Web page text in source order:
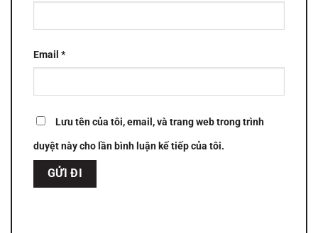
Email *
Lưu tên của tôi, email, và trang web trong trình
duyệt này cho lần bình luận kế tiếp của tôi.